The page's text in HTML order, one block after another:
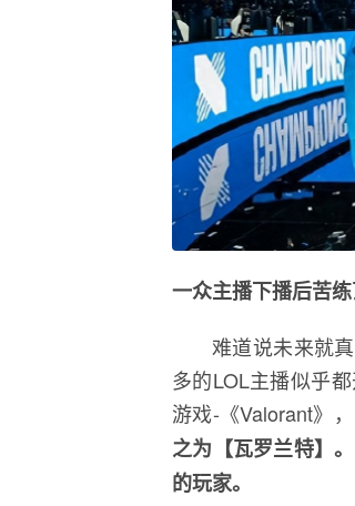
一众主播下播后苦
难道说未来就
多的LOL主播似乎
游戏-《Valorant》
之为【瓦罗兰特】
的玩家。